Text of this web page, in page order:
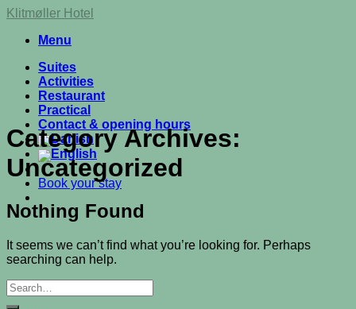
Skip
content
Klitmøller Hotel
Menu
Suites
Activities
Restaurant
Practical
Contact & opening hours
Book your stay
Category Archives:
Uncategorized
Nothing Found
It seems we can’t find what you’re looking for. Perhaps
searching can help.